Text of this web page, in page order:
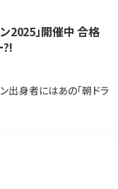
2025」開催中 合格
?!
出身者にはあの「朝ドラ